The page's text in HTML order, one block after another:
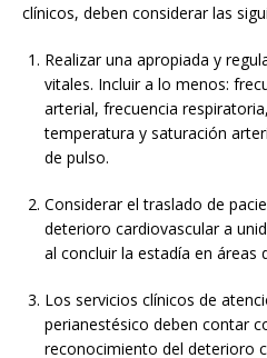
clínicos, deben considerar las
Realizar una apropiada y
vitales. Incluir a lo menos:
arterial, frecuencia
temperatura y saturación
de pulso.
Considerar el traslado de
deterioro cardiovascular a
al concluir la estadía en áreas
Los servicios clínicos de
perianestésico deben contar
reconocimiento del deterioro